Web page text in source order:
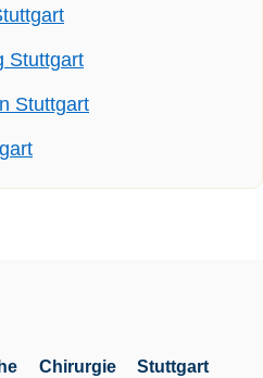
Stuttgart
Stuttgart
Chirurgie Stuttgart